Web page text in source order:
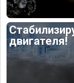
двигателя!